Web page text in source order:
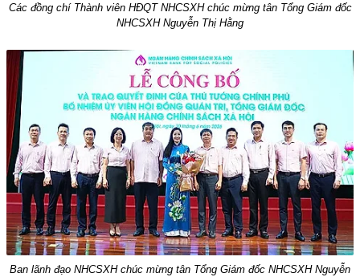
Các đồng chí Thành viên HĐQT NHCSXH chúc mừng tân Tổng Giám đốc
NHCSXH Nguyễn Thị Hằng
Ban lãnh đạo NHCSXH chúc mừng tân Tổng Giám đốc NHCSXH Nguyễn